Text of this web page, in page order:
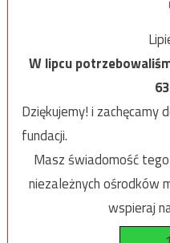
W lipcu
Dziękujemy! i zachęcamy
fundacji.
Masz świadomość
niezależnych ośrodków
wspieraj